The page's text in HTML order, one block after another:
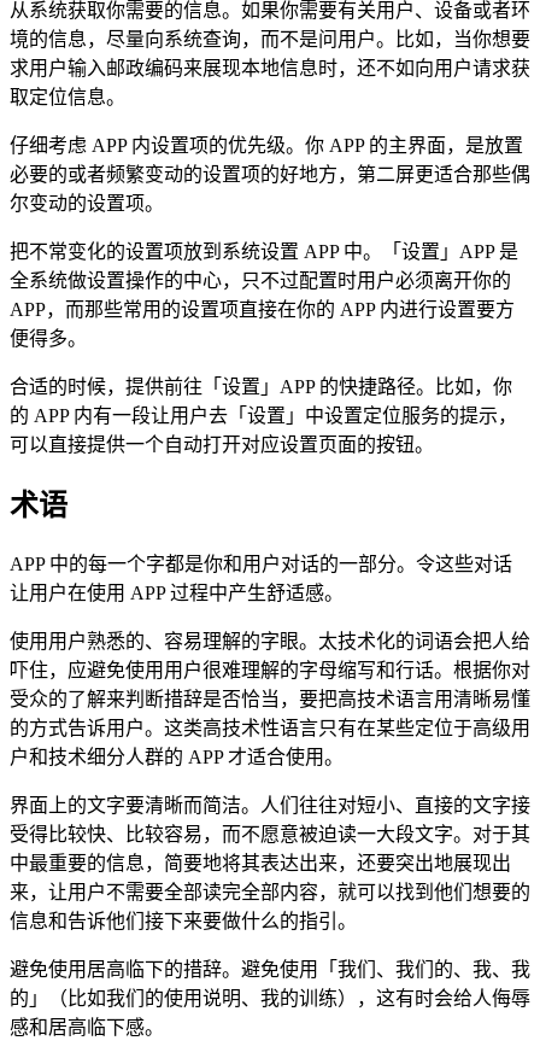
从系统获取你需要的信息。如果你需要有关用户、设备或者环
境的信息，尽量向系统查询，而不是问用户。比如，当你想要
求用户输入邮政编码来展现本地信息时，还不如向用户请求获
取定位信息。
仔细考虑 APP 内设置项的优先级。你 APP 的主界面，是放置
必要的或者频繁变动的设置项的好地方，第二屏更适合那些偶
尔变动的设置项。
把不常变化的设置项放到系统设置 APP 中。「设置」APP 是
全系统做设置操作的中心，只不过配置时用户必须离开你的
APP，而那些常用的设置项直接在你的 APP 内进行设置要方
便得多。
合适的时候，提供前往「设置」APP 的快捷路径。比如，你
的 APP 内有一段让用户去「设置」中设置定位服务的提示，
可以直接提供一个自动打开对应设置页面的按钮。
术语
APP 中的每一个字都是你和用户对话的一部分。令这些对话
让用户在使用 APP 过程中产生舒适感。
使用用户熟悉的、容易理解的字眼。太技术化的词语会把人给
吓住，应避免使用用户很难理解的字母缩写和行话。根据你对
受众的了解来判断措辞是否恰当，要把高技术语言用清晰易懂
的方式告诉用户。这类高技术性语言只有在某些定位于高级用
户和技术细分人群的 APP 才适合使用。
界面上的文字要清晰而简洁。人们往往对短小、直接的文字接
受得比较快、比较容易，而不愿意被迫读一大段文字。对于其
中最重要的信息，简要地将其表达出来，还要突出地展现出
来，让用户不需要全部读完全部内容，就可以找到他们想要的
信息和告诉他们接下来要做什么的指引。
避免使用居高临下的措辞。避免使用「我们、我们的、我、我
的」（比如我们的使用说明、我的训练），这有时会给人侮辱
感和居高临下感。